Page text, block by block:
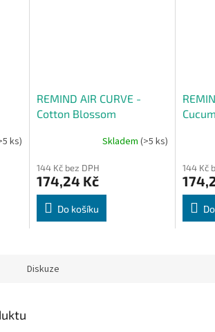
ks)
REMIND AIR CURVE -
Cotton Blossom
Skladem (>5 ks)
144 Kč bez DPH
174,24 Kč
Do košíku
144 Kč
Diskuze